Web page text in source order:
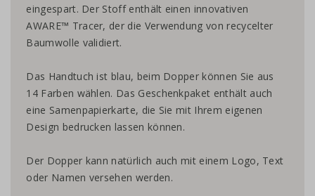
eingespart. Der Stoff enthält einen innovativen
AWARE™ Tracer, der die Verwendung von recycelter
Baumwolle validiert.
Das Handtuch ist blau, beim Dopper können Sie aus
14 Farben wählen. Das Geschenkpaket enthält auch
eine Samenpapierkarte, die Sie mit Ihrem eigenen
Design bedrucken lassen können.
Der Dopper kann natürlich auch mit einem Logo, Text
oder Namen versehen werden.